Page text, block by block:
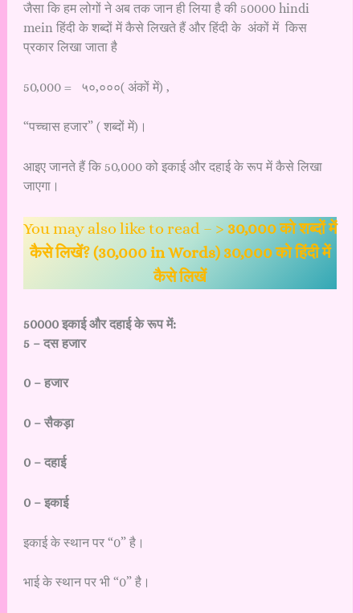
जैसा कि हम लोगों ने अब तक जान ही लिया है की 50000 hindi
mein हिंदी के शब्दों में कैसे लिखते हैं और हिंदी के अंकों में किस
प्रकार लिखा जाता है
50,000 = ५०,०००( अंकों में) ,
“पच्चास हजार” ( शब्दों में)।
आइए जानते हैं कि 50,000 को इकाई और दहाई के रूप में कैसे लिखा
जाएगा।
You may also like to read – > 30,000 को शब्दों में
कैसे लिखें? (30,000 in Words) 30,000 को हिंदी में
कैसे लिखें
50000 इकाई और दहाई के रूप में:
5 – दस हजार
0 – हजार
0 – सैकड़ा
0 – दहाई
0 – इकाई
इकाई के स्थान पर “0” है।
भाई के स्थान पर भी “0” है।